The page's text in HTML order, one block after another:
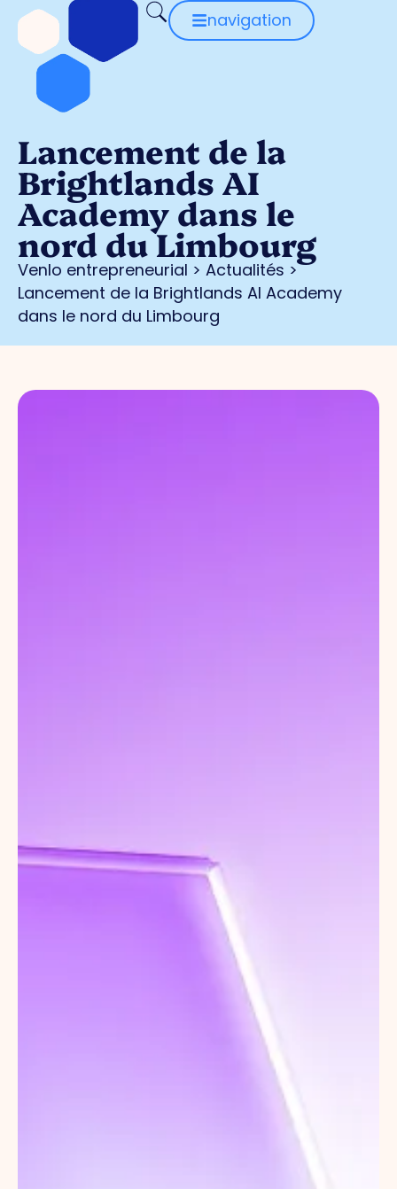
navigation
Lancement de la
Brightlands AI
Academy dans le
nord du Limbourg
Venlo entrepreneurial > Actualités >
Lancement de la Brightlands AI Academy
dans le nord du Limbourg